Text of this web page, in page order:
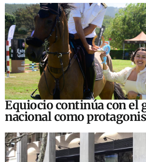
Equiocio continúa con el
nacional como